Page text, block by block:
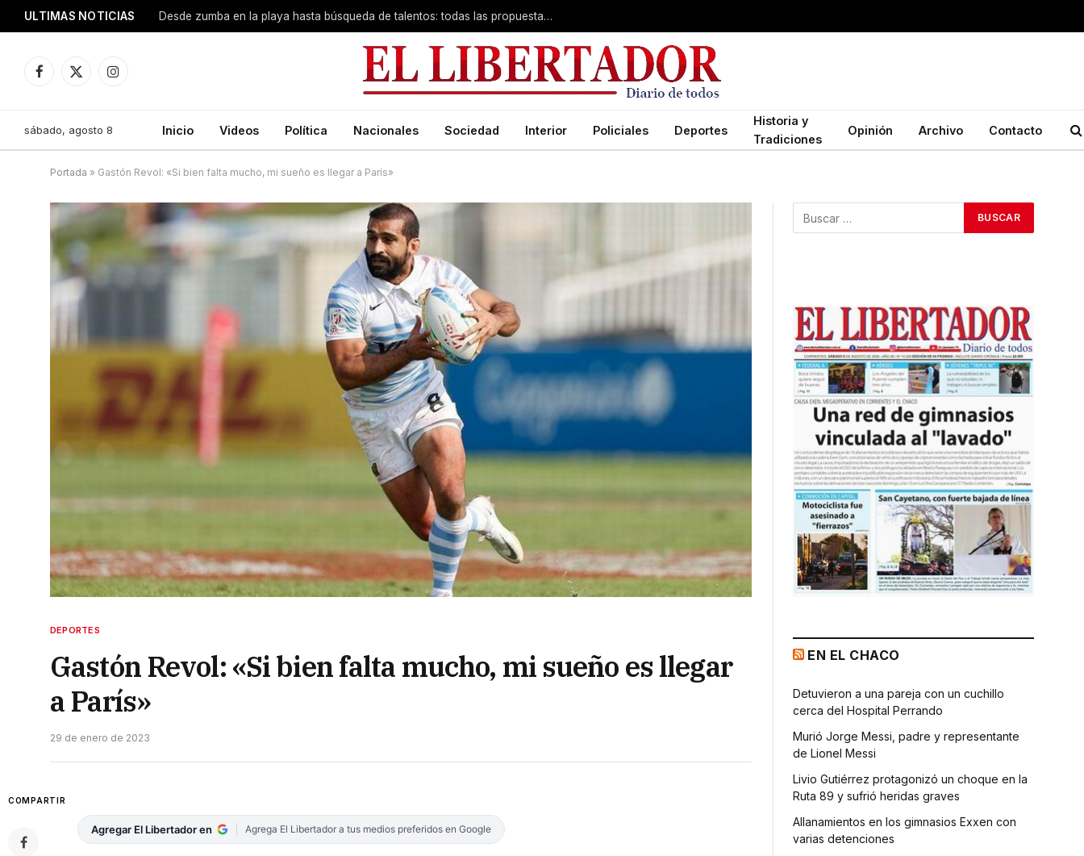
ULTIMAS NOTICIAS Desde zumba en la playa hasta búsqueda de talentos: todas las propuestas gratuitas de la Municipalidad
Facebook
X
Instagram
sábado, agosto 8 Inicio Videos Política Nacionales Sociedad Interior Policiales Deportes
Historia y
Tradiciones
Opinión Archivo Contacto
Portada » Gastón Revol: «Si bien falta mucho, mi sueño es llegar a París»
DEPORTES
Gastón Revol: «Si bien falta mucho, mi sueño es llegar
a París»
29 de enero de 2023
COMPARTIR
Agregar El Libertador en Agrega El Libertador a tus medios preferidos en Google
EN EL CHACO
Detuvieron a una pareja con un cuchillo
cerca del Hospital Perrando
Murió Jorge Messi, padre y representante
de Lionel Messi
Livio Gutiérrez protagonizó un choque en la
Ruta 89 y sufrió heridas graves
Allanamientos en los gimnasios Exxen con
varias detenciones